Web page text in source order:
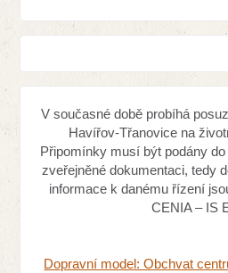
V současné době probíhá
Havířov-Třanovice na
Připomínky musí být podány
zveřejněné dokumentaci, tedy
informace k danému řízení
CENIA – IS
Dopravní model: Obchvat